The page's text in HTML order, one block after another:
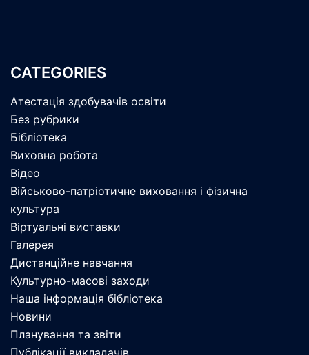
CATEGORIES
Атестація здобувачів освіти
Без рубрики
Бібліотека
Виховна робота
Відео
Військово-патріотичне виховання і фізична
культура
Віртуальні виставки
Галерея
Дистанційне навчання
Культурно-масові заходи
Наша інформація бібліотека
Новини
Планування та звіти
Публікації викладачів